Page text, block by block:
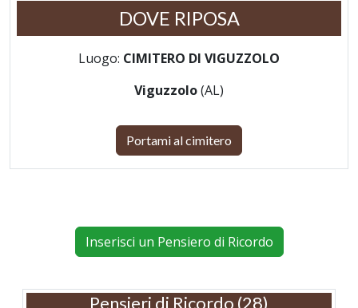
DOVE RIPOSA
Luogo: CIMITERO DI VIGUZZOLO
Viguzzolo(AL)
Portami al cimitero
Inserisci un Pensiero di Ricordo
Pensieri di Ricordo (28)